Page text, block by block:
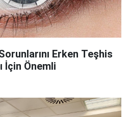
Erken Teşhis
İçin Önemli